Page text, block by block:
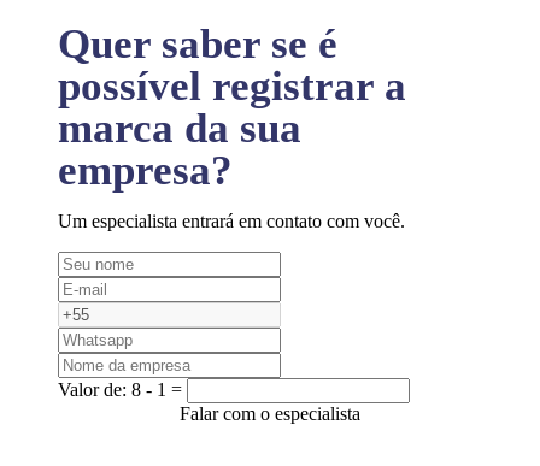
Quer saber se é
possível registrar a
marca da sua
empresa?
Um especialista entrará em contato com você.
Valor de: 8 - 1 =
Falar com o especialista